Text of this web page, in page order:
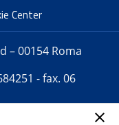
Center
– 00154 Roma
- fax. 06